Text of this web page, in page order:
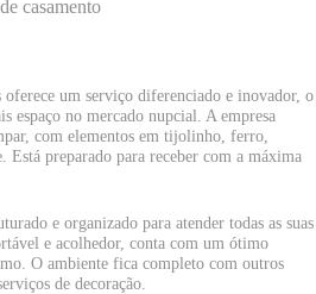
oferece um serviço diferenciado e inovador, o
espaço no mercado nupcial. A empresa
com elementos em tijolinho, ferro,
Está preparado para receber com a máxima
e organizado para atender todas as suas
e acolhedor, conta com um ótimo
O ambiente fica completo com outros
de decoração.